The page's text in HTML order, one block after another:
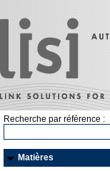
Recherche par référence :
Matières